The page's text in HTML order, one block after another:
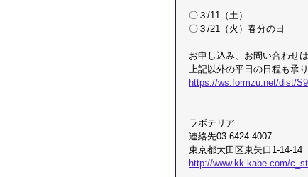
〇３/11（土）
〇３/21（火）春分の日
お申し込み、お問い合わせ
上記以外の平日の日程も承り
https://ws.formzu.net/dist/
ラボテリア
連絡先03-6424-4007
東京都大田区東矢口1-14-14
http://www.kk-kabe.com/